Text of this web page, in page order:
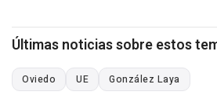
Últimas noticias sobre estos
Oviedo UE González Laya